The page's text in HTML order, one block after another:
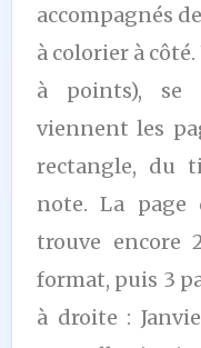
accompagnés
à colorier à
à points), se
viennent les
rectangle, du
note. La page
trouve encore
format, puis 3
à droite :